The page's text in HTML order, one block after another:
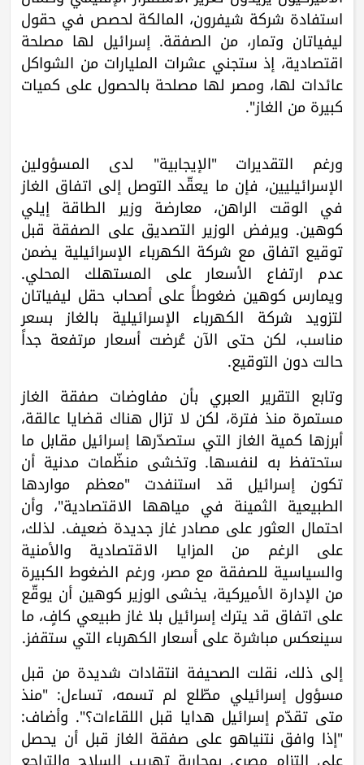
استفادة شركة شيفرون، المالكة لحصص في حقول
ليفياتان وتمار، من الصفقة. إسرائيل لها مصلحة
اقتصادية، إذ ستجني عشرات المليارات من الشواكل
عائدات لها، ومصر لها مصلحة بالحصول على كميات
كبيرة من الغاز".
ورغم التقديرات "الإيجابية" لدى المسؤولين
الإسرائيليين، فإن ما يعقّد التوصل إلى اتفاق الغاز
في الوقت الراهن، معارضة وزير الطاقة إيلي
كوهين. ويرفض الوزير التصديق على الصفقة قبل
توقيع اتفاق مع شركة الكهرباء الإسرائيلية يضمن
عدم ارتفاع الأسعار على المستهلك المحلي.
ويمارس كوهين ضغوطاً على أصحاب حقل ليفياتان
لتزويد شركة الكهرباء الإسرائيلية بالغاز بسعر
مناسب، لكن حتى الآن عُرضت أسعار مرتفعة جداً
حالت دون التوقيع.
وتابع التقرير العبري بأن مفاوضات صفقة الغاز
مستمرة منذ فترة، لكن لا تزال هناك قضايا عالقة،
أبرزها كمية الغاز التي ستصدّرها إسرائيل مقابل ما
ستحتفظ به لنفسها. وتخشى منظّمات مدنية أن
تكون إسرائيل قد استنفدت "معظم مواردها
الطبيعية الثمينة في مياهها الاقتصادية"، وأن
احتمال العثور على مصادر غاز جديدة ضعيف. لذلك،
على الرغم من المزايا الاقتصادية والأمنية
والسياسية للصفقة مع مصر، ورغم الضغوط الكبيرة
من الإدارة الأميركية، يخشى الوزير كوهين أن يوقّع
على اتفاق قد يترك إسرائيل بلا غاز طبيعي كافٍ، ما
سينعكس مباشرة على أسعار الكهرباء التي ستقفز.
إلى ذلك، نقلت الصحيفة انتقادات شديدة من قبل
مسؤول إسرائيلي مطّلع لم تسمه، تساءل: "منذ
متى تقدّم إسرائيل هدايا قبل اللقاءات؟". وأضاف:
"إذا وافق نتنياهو على صفقة الغاز قبل أن يحصل